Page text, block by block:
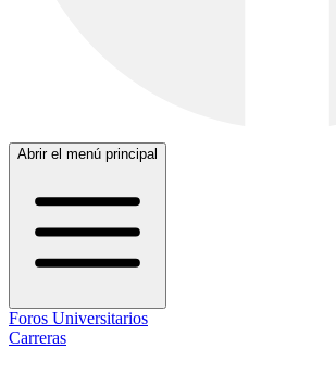
Abrir el menú principal
Foros Universitarios
Carreras